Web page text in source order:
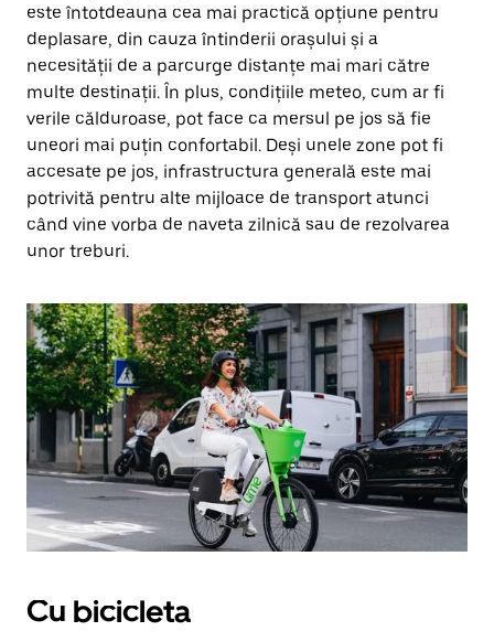
este întotdeauna cea mai practică opțiune pentru
deplasare, din cauza întinderii orașului și a
necesității de a parcurge distanțe mai mari către
multe destinații. În plus, condițiile meteo, cum ar fi
verile călduroase, pot face ca mersul pe jos să fie
uneori mai puțin confortabil. Deși unele zone pot fi
accesate pe jos, infrastructura generală este mai
potrivită pentru alte mijloace de transport atunci
când vine vorba de naveta zilnică sau de rezolvarea
unor treburi.
Cu bicicleta